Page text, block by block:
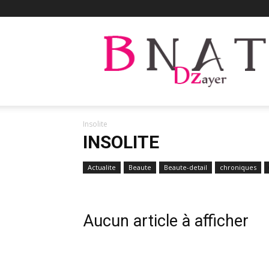
Dzayer
Insolite
INSOLITE
Actualite Beaute Beaute-detail chroniques
Aucun article à afficher